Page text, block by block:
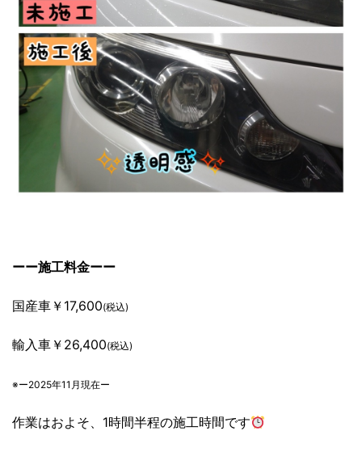
ーー施工料金ーー
国産車￥17,600(税込)
輸入車￥26,400(税込)
※ー2025年11月現在ー
作業はおよそ、1時間半程の施工時間です